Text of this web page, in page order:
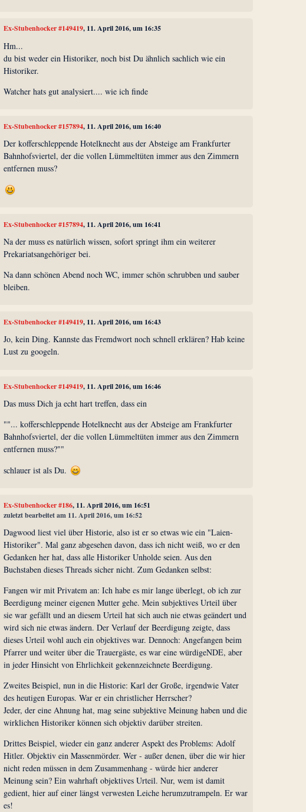
Ex-Stubenhocker #149419, 11. April 2016, um 16:35
Hm...
du bist weder ein Historiker, noch bist Du ähnlich sachlich wie ein
Historiker.
Watcher hats gut analysiert.... wie ich finde
Ex-Stubenhocker #157894, 11. April 2016, um 16:40
Der kofferschleppende Hotelknecht aus der Absteige am Frankfurter
Bahnhofsviertel, der die vollen Lümmeltüten immer aus den Zimmern
entfernen muss?
Ex-Stubenhocker #157894, 11. April 2016, um 16:41
Na der muss es natürlich wissen, sofort springt ihm ein weiterer
Prekariatsangehöriger bei.
Na dann schönen Abend noch WC, immer schön schrubben und sauber
bleiben.
Ex-Stubenhocker #149419, 11. April 2016, um 16:43
Jo, kein Ding. Kannste das Fremdwort noch schnell erklären? Hab keine
Lust zu googeln.
Ex-Stubenhocker #149419, 11. April 2016, um 16:46
Das muss Dich ja echt hart treffen, dass ein
""... kofferschleppende Hotelknecht aus der Absteige am Frankfurter
Bahnhofsviertel, der die vollen Lümmeltüten immer aus den Zimmern
entfernen muss?""
schlauer ist als Du.
Ex-Stubenhocker #186, 11. April 2016, um 16:51
zuletzt bearbeitet am 11. April 2016, um 16:52
Dagwood liest viel über Historie, also ist er so etwas wie ein "Laien-
Historiker". Mal ganz abgesehen davon, dass ich nicht weiß, wo er den
Gedanken her hat, dass alle Historiker Unholde seien. Aus den
Buchstaben dieses Threads sicher nicht. Zum Gedanken selbst:
Fangen wir mit Privatem an: Ich habe es mir lange überlegt, ob ich zur
Beerdigung meiner eigenen Mutter gehe. Mein subjektives Urteil über
sie war gefällt und an diesem Urteil hat sich auch nie etwas geändert und
wird sich nie etwas ändern. Der Verlauf der Beerdigung zeigte, dass
dieses Urteil wohl auch ein objektives war. Dennoch: Angefangen beim
Pfarrer und weiter über die Trauergäste, es war eine würdigeNDE, aber
in jeder Hinsicht von Ehrlichkeit gekennzeichnete Beerdigung.
Zweites Beispiel, nun in die Historie: Karl der Große, irgendwie Vater
des heutigen Europas. War er ein christlicher Herrscher?
Jeder, der eine Ahnung hat, mag seine subjektive Meinung haben und die
wirklichen Historiker können sich objektiv darüber streiten.
Drittes Beispiel, wieder ein ganz anderer Aspekt des Problems: Adolf
Hitler. Objektiv ein Massenmörder. Wer - außer denen, über die wir hier
nicht reden müssen in dem Zusammenhang - würde hier anderer
Meinung sein? Ein wahrhaft objektives Urteil. Nur, wem ist damit
gedient, hier auf einer längst verwesten Leiche herumzutrampeln. Er war
es!